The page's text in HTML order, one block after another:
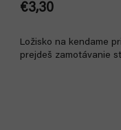
€3,30
Ložisko na kendame
prejdeš zamotávanie